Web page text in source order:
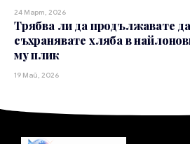
24 Март, 2026
Трябва ли да продължавате да
съхранявате хляба в
му плик
19 Май, 2026